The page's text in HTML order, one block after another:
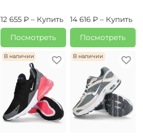
12 655 ₽ – Купить
Посмотреть
14 616 ₽ – Купить
Посмотреть
В наличии В наличии